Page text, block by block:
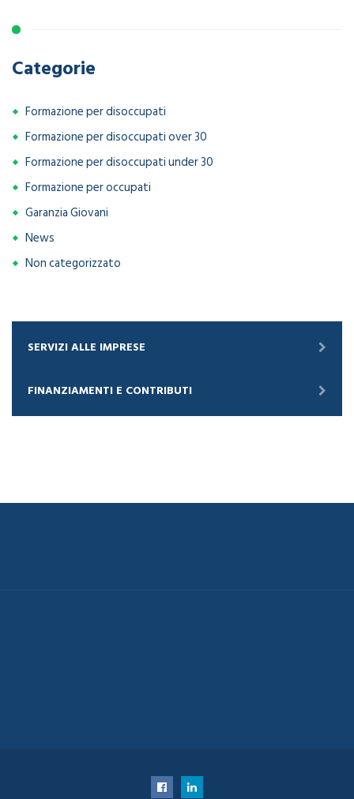
Categorie
Formazione per disoccupati
Formazione per disoccupati over 30
Formazione per disoccupati under 30
Formazione per occupati
Garanzia Giovani
News
Non categorizzato
SERVIZI ALLE IMPRESE
FINANZIAMENTI E CONTRIBUTI